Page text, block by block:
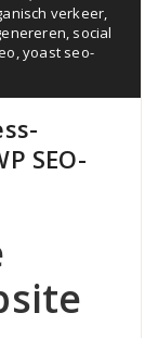
verkeer,
, social
,yoast seo-
SEO-